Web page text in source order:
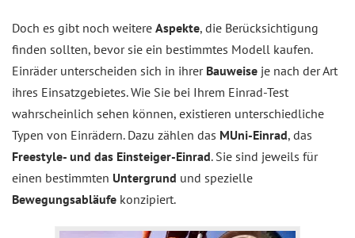
Doch es gibt noch weitere Aspekte, die Berücksichtigung
finden sollten, bevor sie ein bestimmtes Modell kaufen.
Einräder unterscheiden sich in ihrer Bauweise je nach der Art
ihres Einsatzgebietes. Wie Sie bei Ihrem Einrad-Test
wahrscheinlich sehen können, existieren unterschiedliche
Typen von Einrädern. Dazu zählen das MUni-Einrad, das
Freestyle- und das Einsteiger-Einrad. Sie sind jeweils für
einen bestimmten Untergrund und spezielle
Bewegungsabläufe konzipiert.